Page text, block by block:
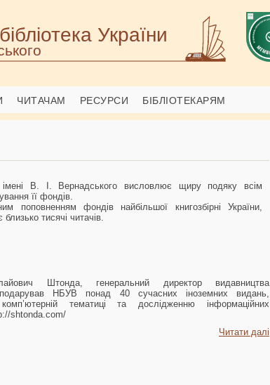
України
ЧИТАЧАМ РЕСУРСИ БІБЛІОТЕКАРЯМ
імені В. І. Вернадського висловлює щиру подяку всім
її фондів.
поповненням фондів найбільшої книгозбірні України,
тисячі читачів.
Штонда, генеральний директор видавництва
подарував НБУВ понад 40 сучасних іноземних видань,
тематиці та дослідженню інформаційних
shtonda.com/
Читати далі